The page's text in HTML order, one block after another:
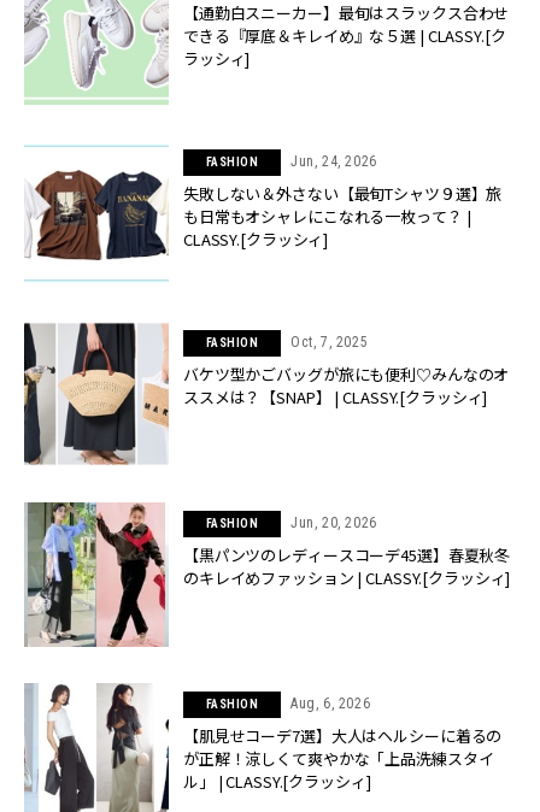
【通勤白スニーカー】最旬はスラックス合わせ
できる『厚底＆キレイめ』な５選 | CLASSY.[ク
ラッシィ]
FASHION Jun, 24, 2026
失敗しない＆外さない【最旬Tシャツ９選】旅
も日常もオシャレにこなれる一枚って？ |
CLASSY.[クラッシィ]
FASHION Oct, 7, 2025
バケツ型かごバッグが旅にも便利♡みんなのオ
ススメは？【SNAP】 | CLASSY.[クラッシィ]
FASHION Jun, 20, 2026
【黒パンツのレディースコーデ45選】春夏秋冬
のキレイめファッション | CLASSY.[クラッシィ]
FASHION Aug, 6, 2026
【肌見せコーデ7選】大人はヘルシーに着るの
が正解！涼しくて爽やかな「上品洗練スタイ
ル」 | CLASSY.[クラッシィ]